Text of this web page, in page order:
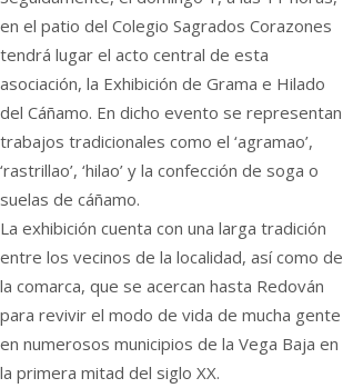
en el patio del Colegio Sagrados Corazones
tendrá lugar el acto central de esta
asociación, la Exhibición de Grama e Hilado
del Cáñamo. En dicho evento se representan
trabajos tradicionales como el ‘agramao’,
‘rastrillao’, ‘hilao’ y la confección de soga o
suelas de cáñamo.
La exhibición cuenta con una larga tradición
entre los vecinos de la localidad, así como de
la comarca, que se acercan hasta Redován
para revivir el modo de vida de mucha gente
en numerosos municipios de la Vega Baja en
la primera mitad del siglo XX.